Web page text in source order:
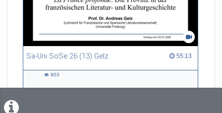
Sa-Uni SoSe 26 (13) Gelz 55:13
55:13 duration
903